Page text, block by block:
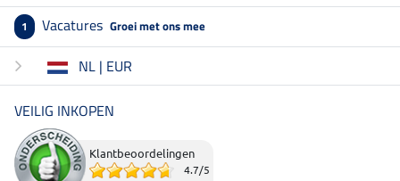
1 Vacatures Groei met ons mee
NL | EUR
VEILIG INKOPEN
Klantbeoordelingen
4.7/5